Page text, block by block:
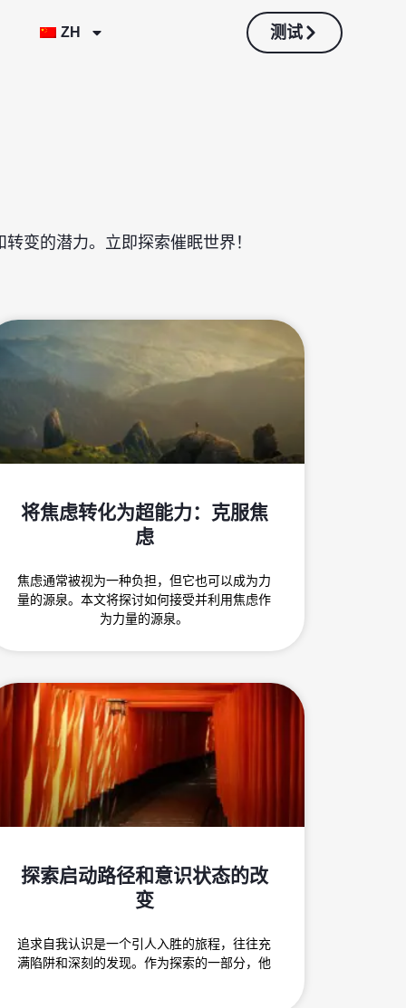
ZH 测试
变的潜力。立即探索催眠世界！
将焦虑转化为超能力：克服焦
虑
焦虑通常被视为一种负担，但它也可以成为力
量的源泉。本文将探讨如何接受并利用焦虑作
为力量的源泉。
探索启动路径和意识状态的改
变
追求自我认识是一个引人入胜的旅程，往往充
满陷阱和深刻的发现。作为探索的一部分，他